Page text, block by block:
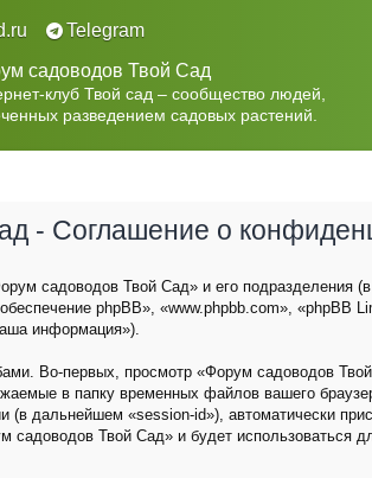
Telegram
садоводов Твой Сад
клуб Твой сад – сообщество людей,
разведением садовых растений.
- Соглашение о
садоводов Твой Сад» и его
phpBB», «www.phpbb.com»,
информация»).
Во-первых, просмотр «Форум садоводов
в папку временных файлов вашего
(в дальнейшем «session-id»), автоматически
садоводов Твой Сад» и будет